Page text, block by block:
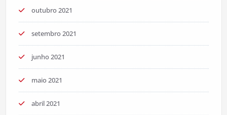
outubro 2021
setembro 2021
junho 2021
maio 2021
abril 2021